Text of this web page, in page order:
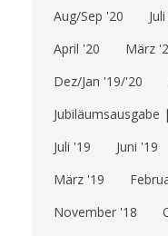
Aug/Sep '20
April '20
März
Dez/Jan '19/'20
Juli '19
Juni '19
März '19
November '18